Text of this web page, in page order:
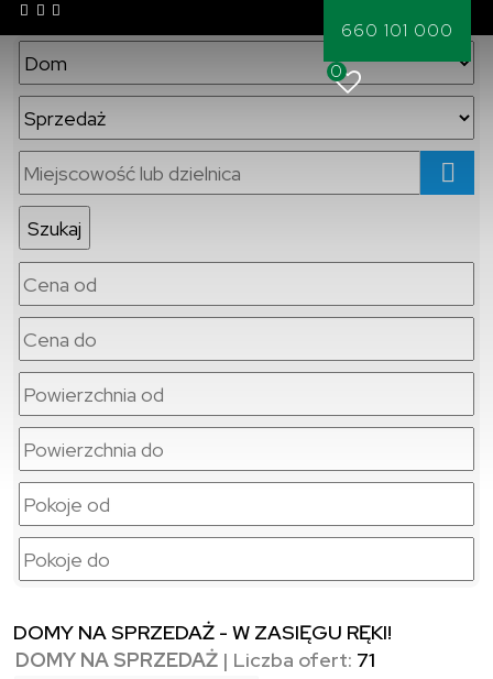
660 101 000
0
DOMY NA SPRZEDAŻ - W ZASIĘGU RĘKI!
DOMY NA SPRZEDAŻ | Liczba ofert: 71